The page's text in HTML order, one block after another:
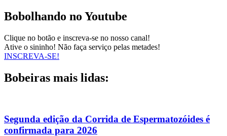
Bobolhando no Youtube
Clique no botão e inscreva-se no nosso canal!
Ative o sininho! Não faça serviço pelas metades!
INSCREVA-SE!
Bobeiras mais lidas:
Segunda edição da Corrida de Espermatozóides é
confirmada para 2026